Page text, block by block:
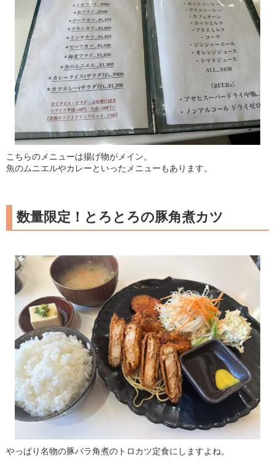
こちらのメニューは揚げ物がメイン。
魚のムニエルやカレーといったメニューもあります。
数量限定！とろとろの豚角煮カツ
やっぱり名物の豚バラ角煮のトロカツ定食にしますよね。